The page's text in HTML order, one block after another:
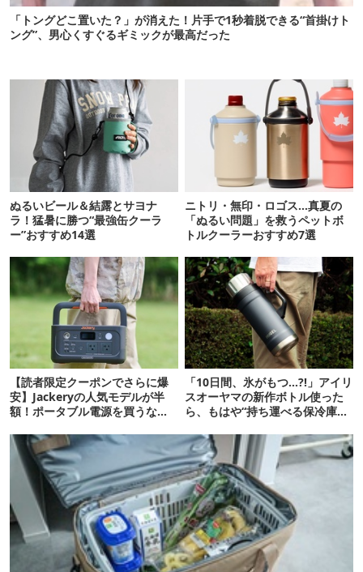
「トングどこ置いた？」が消えた！片手で1秒着脱できる“首掛けト
ング”、男心くすぐるギミックが最高だった
ぬるいビール＆結露とサヨナ
ラ！猛暑に勝つ“最強缶クーラ
ー”おすすめ14選
ニトリ・無印・ロゴス…真夏の
「ぬるい問題」を救うペットボ
トルクーラーおすすめ7選
【読者限定クーポンでさらに爆
安】Jackeryの人気モデルが半
額！ポータブル電源を買うなら
「10日間、氷がもつ…?!」アイリ
スオーヤマの新作ボトル使った
ら、もはや“持ち運べる保冷庫